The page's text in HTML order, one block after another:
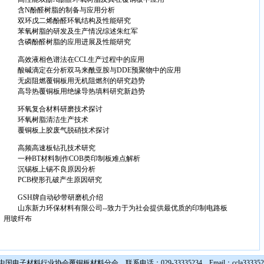
含N酚醛树脂的制备与应用分析
双环戊二烯酚醛环氧结构及性能研究
苯氧树脂的研发及生产情况综述朱红军
含磷酚醛树脂的应用进展及性能研究
高效液相色谱法在CCL生产过程中的应用
酸碱滴定在分析双马来酰亚胺与DDE预聚物中的应用
无卤阻燃覆铜板用无机阻燃剂的研究趋势
高导热覆铜板用绝缘导热填料研究新趋势
环氧复合材料研磨技术探讨
环氧树脂清洁生产技术
覆铜板上胶废气脱硝技术探讨
高频高速板钻孔技术研究
一种BT材料制作COB类印制板难点解析
沉锡板上锡不良原因分析
PCB楔形孔破产生原因研究
GSH牌自动砂带研磨机介绍
山东新力环保材料有限公司--致力于为社会提供最优质的印制电路板
用玻纤布